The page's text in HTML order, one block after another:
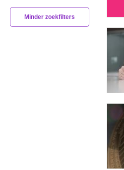
Minder zoekfilters